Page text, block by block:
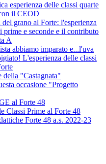
esperienza delle classi quarte
il CEOD
del grano al Forte: l'esperienza
prime e seconde e il contributo
A
abbiamo imparato e...l'uva
L'esperienza delle classi
"Castagnata"
occasione "Progetto
al Forte 48
Classi Prime al Forte 48
Forte 48 a.s. 2022-23